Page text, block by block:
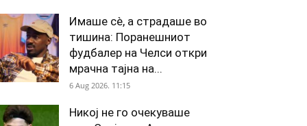
Имаше сè, а страдаше во
тишина: Поранешниот
фудбалер на Челси откри
мрачна тајна на...
6 Aug 2026. 11:15
Никој не го очекуваше